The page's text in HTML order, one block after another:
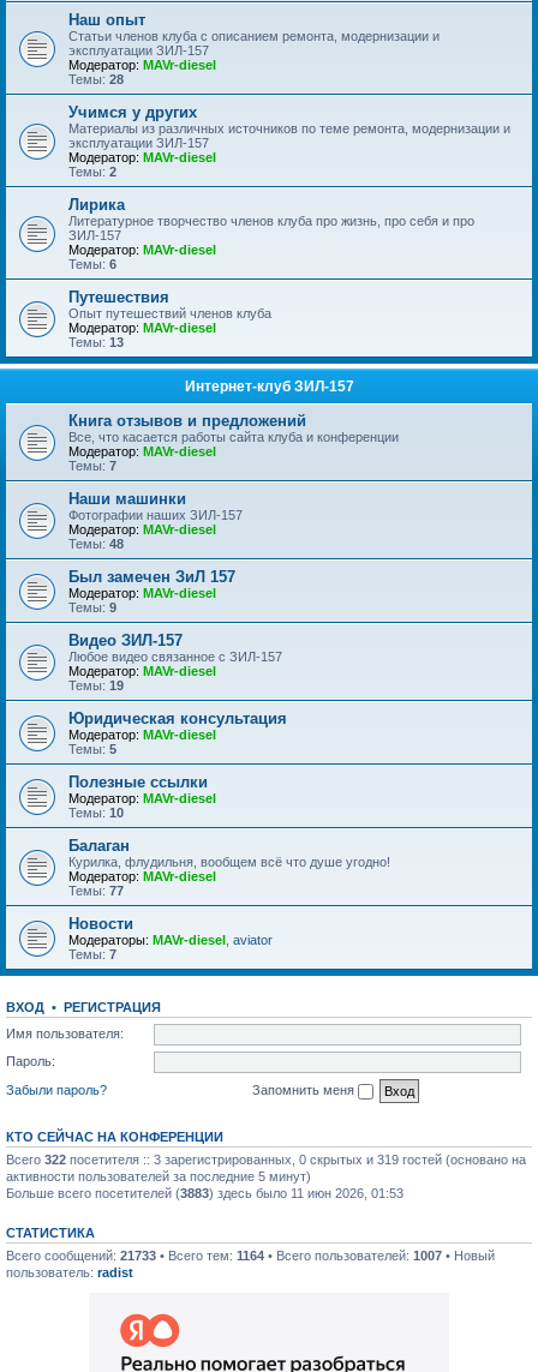
Наш опыт
Статьи членов клуба с описанием ремонта, модернизации и
эксплуатации ЗИЛ-157
Модератор: MAVr-diesel
Темы: 28
Учимся у других
Материалы из различных источников по теме ремонта, модернизации и
эксплуатации ЗИЛ-157
Модератор: MAVr-diesel
Темы: 2
Лирика
Литературное творчество членов клуба про жизнь, про себя и про
ЗИЛ-157
Модератор: MAVr-diesel
Темы: 6
Путешествия
Опыт путешествий членов клуба
Модератор: MAVr-diesel
Темы: 13
Интернет-клуб ЗИЛ-157
Книга отзывов и предложений
Все, что касается работы сайта клуба и конференции
Модератор: MAVr-diesel
Темы: 7
Наши машинки
Фотографии наших ЗИЛ-157
Модератор: MAVr-diesel
Темы: 48
Был замечен ЗиЛ 157
Модератор: MAVr-diesel
Темы: 9
Видео ЗИЛ-157
Любое видео связанное с ЗИЛ-157
Модератор: MAVr-diesel
Темы: 19
Юридическая консультация
Модератор: MAVr-diesel
Темы: 5
Полезные ссылки
Модератор: MAVr-diesel
Темы: 10
Балаган
Курилка, флудильня, вообщем всё что душе угодно!
Модератор: MAVr-diesel
Темы: 77
Новости
Модераторы: MAVr-diesel aviator
Темы: 7
ВХОД • РЕГИСТРАЦИЯ
Имя пользователя:
Пароль:
Забыли пароль?
Запомнить меня
КТО СЕЙЧАС НА КОНФЕРЕНЦИИ
Всего 322 посетителя :: 3 зарегистрированных, 0 скрытых и 319 гостей (основано на
активности пользователей за последние 5 минут)
Больше всего посетителей (3883) здесь было 11 июн 2026, 01:53
СТАТИСТИКА
Всего сообщений: 21733 • Всего тем: 1164 • Всего пользователей: 1007 • Новый
пользователь: radist